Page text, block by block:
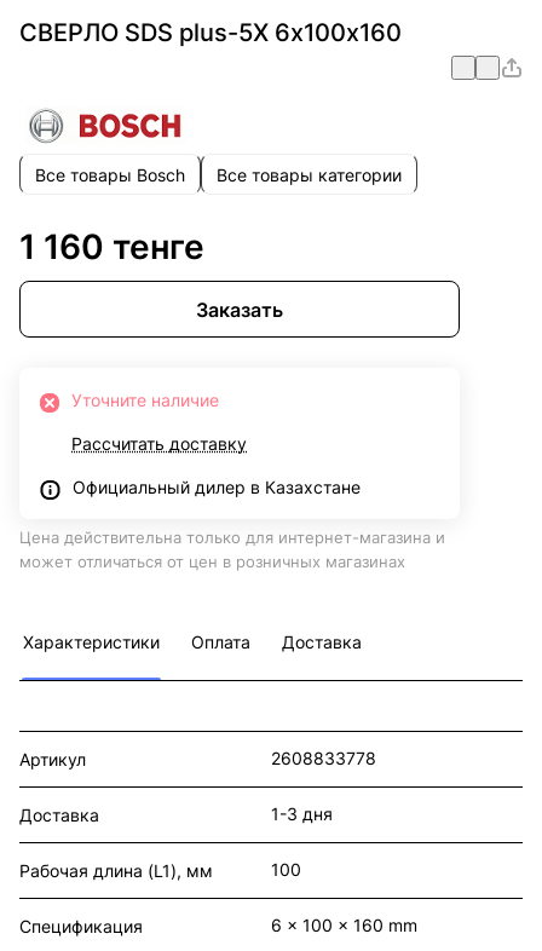
СВЕРЛО SDS plus-5X 6х100х160
Все товары Bosch Все товары категории
1 160 тенге
Заказать
Уточните наличие
Рассчитать доставку
Официальный дилер в Казахстане
Цена действительна только для интернет-магазина и
может отличаться от цен в розничных магазинах
Характеристики Оплата Доставка
Артикул 2608833778
Доставка 1-3 дня
Рабочая длина (L1), мм 100
Спецификация 6 x 100 x 160 mm